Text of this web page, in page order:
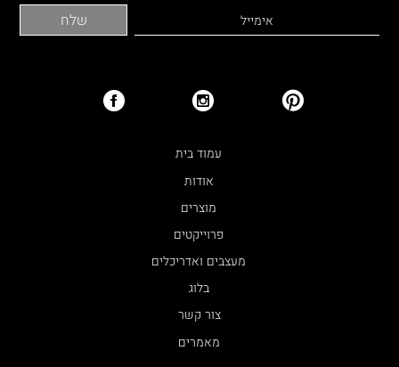
עמוד בית
אודות
מוצרים
פרוייקטים
מעצבים ואדריכלים
בלוג
צור קשר
מאמרים